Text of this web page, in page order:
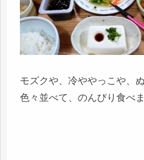
モズクや、冷ややっこや、
色々並べて、のんびり食べま